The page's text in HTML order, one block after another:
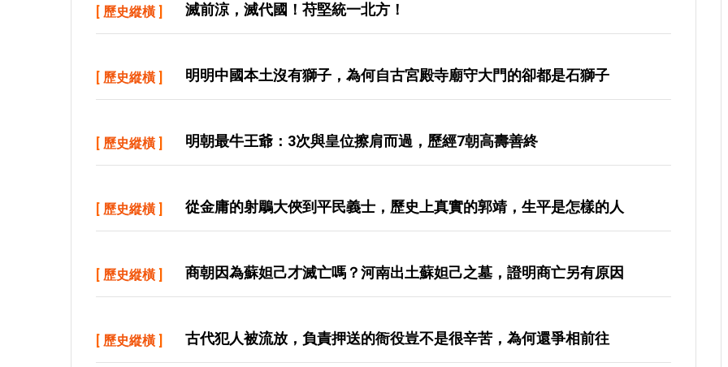
[ 歷史縱橫 ] 滅前涼，滅代國！苻堅統一北方！
[ 歷史縱橫 ] 明明中國本土沒有獅子，為何自古宮殿寺廟守大門的卻都是石獅子
[ 歷史縱橫 ] 明朝最牛王爺：3次與皇位擦肩而過，歷經7朝高壽善終
[ 歷史縱橫 ] 從金庸的射鵰大俠到平民義士，歷史上真實的郭靖，生平是怎樣的人
[ 歷史縱橫 ] 商朝因為蘇妲己才滅亡嗎？河南出土蘇妲己之墓，證明商亡另有原因
[ 歷史縱橫 ] 古代犯人被流放，負責押送的衙役豈不是很辛苦，為何還爭相前往